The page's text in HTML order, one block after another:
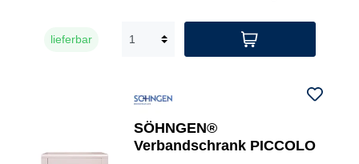
lieferbar
SÖHNGEN®
Verbandschrank PICCOLO